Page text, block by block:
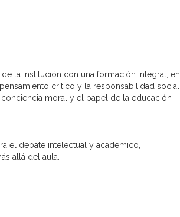
la institución con una formación integral, en
crítico y la responsabilidad social.
moral y el papel de la educación
el debate intelectual y académico,
allá del aula.